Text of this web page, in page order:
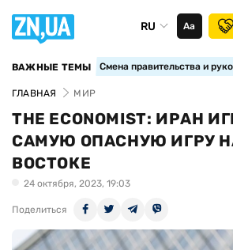
RU Аа
ВАЖНЫЕ ТЕМЫ Смена правительства и
ГЛАВНАЯ МИР
THE ECONOMIST: ИРАН
САМУЮ ОПАСНУЮ ИГРУ
ВОСТОКЕ
24 октября, 2023, 19:03
Поделиться